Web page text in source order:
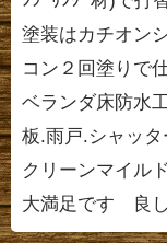
塗装はカチオン
コン２回塗りで
ベランダ床防水
板.雨戸.シャッ
クリーンマイル
大満足です 良し